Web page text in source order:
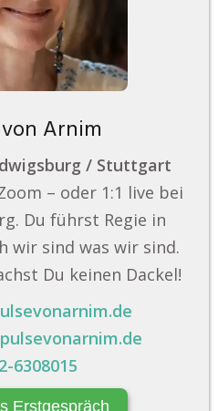
Arnim
/ Stuttgart
– oder 1:1 live bei
Du führst Regie in
wir sind was wir sind.
Du keinen Dackel!
6308015
Erstgespräch